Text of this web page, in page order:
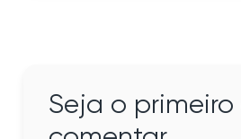
Seja o primeiro